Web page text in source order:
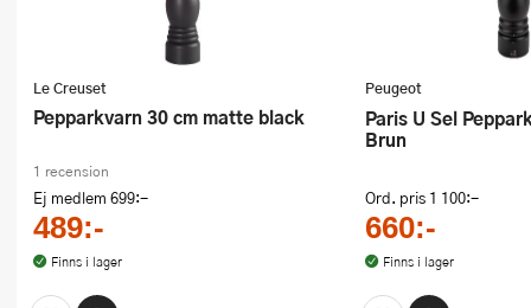
Le Creuset
Pepparkvarn 30 cm matte black
1 recension
Ej medlem 699:-
489:-
Finns i lager
Peugeot
Paris U Sel Pepparkvarn 30 cm
Brun
Ord. pris 1 100:-
660:-
Finns i lager